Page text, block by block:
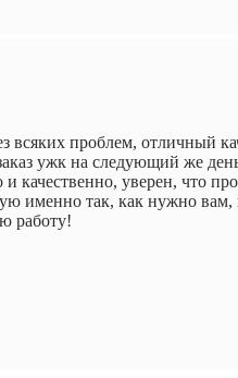
всяких проблем, отличный
ужк на следующий же
качественно, уверен, что
именно так, как нужно вам,
работу!